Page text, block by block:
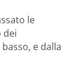
le
dei
e dalla